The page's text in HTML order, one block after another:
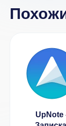
UpNote